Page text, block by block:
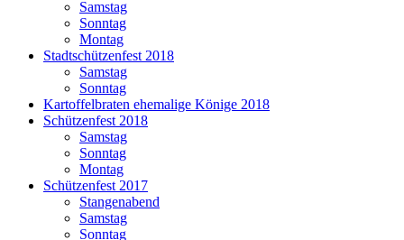
Samstag
Sonntag
Montag
Stadtschützenfest 2018
Samstag
Sonntag
Kartoffelbraten ehemalige Könige 2018
Schützenfest 2018
Samstag
Sonntag
Montag
Schützenfest 2017
Stangenabend
Samstag
Sonntag